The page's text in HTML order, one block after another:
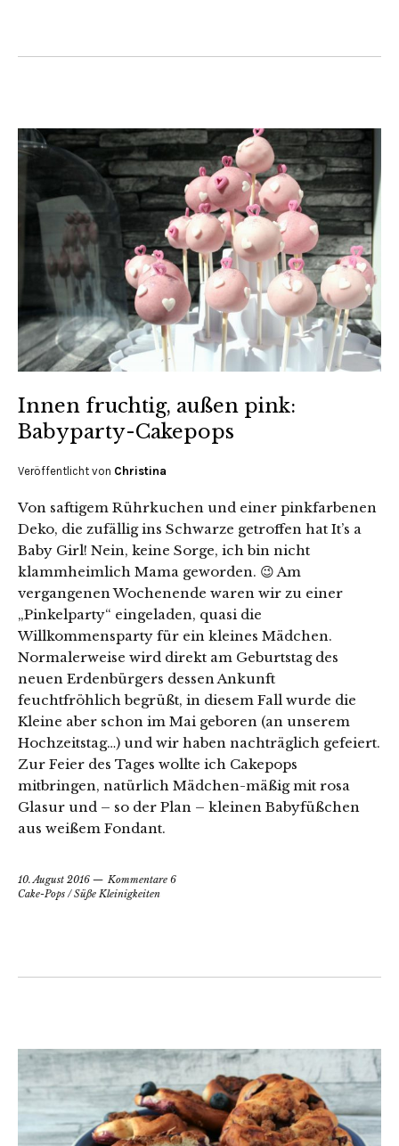
Innen fruchtig, außen pink:
Babyparty-Cakepops
Veröffentlicht von Christina
Von saftigem Rührkuchen und einer pinkfarbenen
Deko, die zufällig ins Schwarze getroffen hat It’s a
Baby Girl! Nein, keine Sorge, ich bin nicht
klammheimlich Mama geworden. 😉 Am
vergangenen Wochenende waren wir zu einer
„Pinkelparty“ eingeladen, quasi die
Willkommensparty für ein kleines Mädchen.
Normalerweise wird direkt am Geburtstag des
neuen Erdenbürgers dessen Ankunft
feuchtfröhlich begrüßt, in diesem Fall wurde die
Kleine aber schon im Mai geboren (an unserem
Hochzeitstag…) und wir haben nachträglich gefeiert.
Zur Feier des Tages wollte ich Cakepops
mitbringen, natürlich Mädchen-mäßig mit rosa
Glasur und – so der Plan – kleinen Babyfüßchen
aus weißem Fondant.
10. August 2016
Kommentare 6
Cake-Pops /Süße Kleinigkeiten